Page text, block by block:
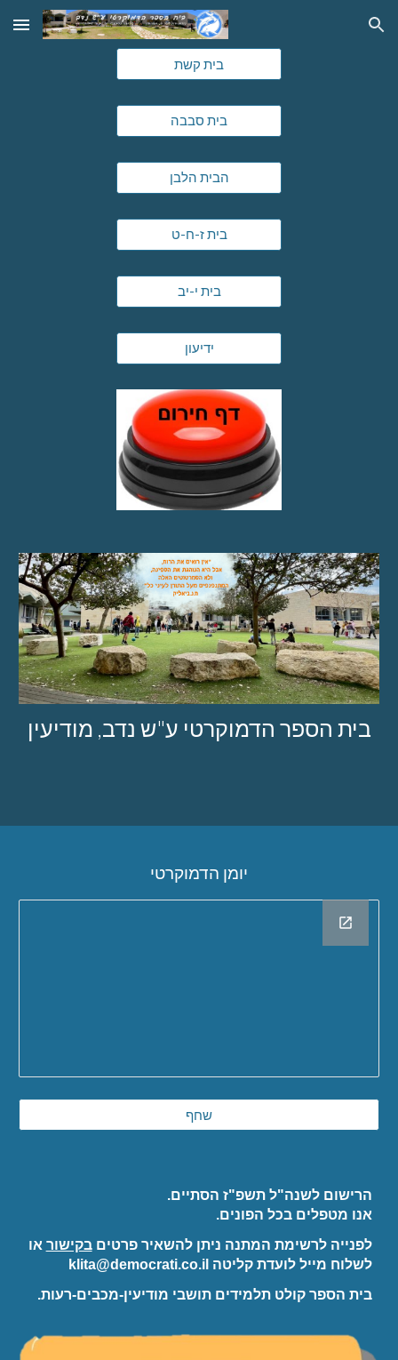
Skip to main content Skip to navigation
בית קשת
בית סבבה
הבית הלבן
בית ז-ח-ט
בית י-יב
ידיעון
בית הספר הדמוקרטי ע"ש נדב, מודיעין
יומן הדמוקרטי
שחף
הרישום לשנה"ל תשפ"ז הסתיים.
אנו מטפלים בכל הפונים.
לפנייה לרשימת המתנה ניתן להשאיר פרטיםבקישור או
לשלוח מייל לועדת קליטה klita@democrati.co.il
בית הספר קולט תלמידים תושבי מודיעין-מכבים-רעות.